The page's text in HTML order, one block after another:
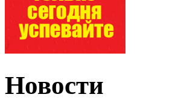
Новости